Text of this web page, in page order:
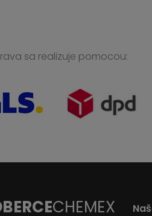
sa realizuje pomocou:
CHEMEX